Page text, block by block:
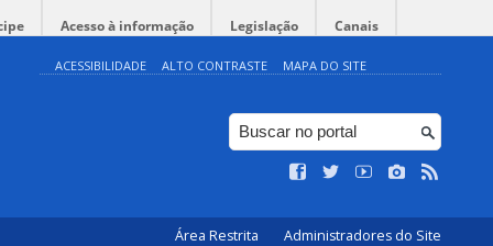
Acesso à informação Legislação Canais
ACESSIBILIDADE ALTO CONTRASTE MAPA DO SITE
Área Restrita Administradores do Site